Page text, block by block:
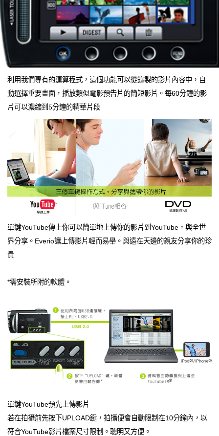
利用我們專有的運算程式，這個功能可以從錄製的影片內容中，自
動選擇重要畫面，播放類似電影預告片的簡短影片。每60分鐘的影
片可以濃縮到5分鐘的精華片段
單鍵YouTube傳上你可以簡單地上傳你的影片到YouTube，與全世
界分享。Everio讓上傳影片輕而易舉。與遠在天邊的親友分享你的珍
貴
*需安裝所附的軟體。
單鍵YouTube預先上傳影片
若在拍攝前先按下UPLOAD鍵，拍攝便會自動限制在10分鐘內，以
符合YouTube影片檔案尺寸限制。聰明又方便。